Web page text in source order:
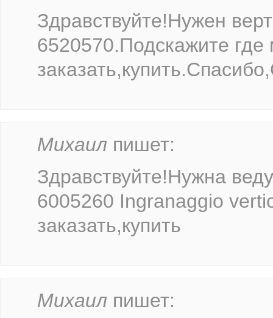
Здравствуйте!Нужен
6520570.Подскажите
Михаил пишет:
Здравствуйте!Нужна
6005260 Ingranaggio
заказать,купить
Михаил пишет: